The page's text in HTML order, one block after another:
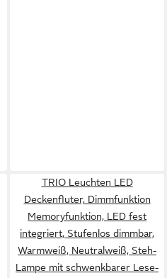
TRIO Leuchten LED
Deckenfluter, Dimmfunktion
Memoryfunktion, LED fest
integriert, Stufenlos dimmbar,
Warmweiß, Neutralweiß, Steh-
Lampe mit schwenkbarer Lese-